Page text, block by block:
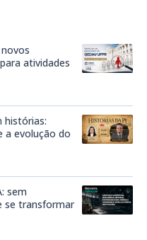
atividades
histórias:
a evolução do
sem
se transformar